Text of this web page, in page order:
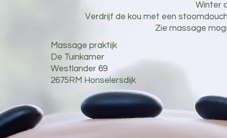
Massage praktijk
De Tuinkamer
Westlander 69
2675RM Honselersdijk
Winter
Verdrijf de kou met een
Zie massage